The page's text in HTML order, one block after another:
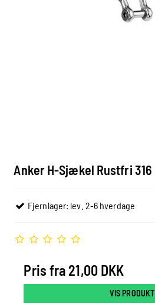
Anker H-Sjækel Rustfri 316
Fjernlager: lev. 2-6 hverdage
Pris fra 21,00 DKK
VIS PRODUKT